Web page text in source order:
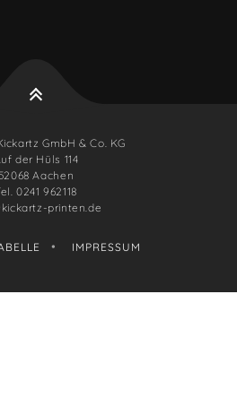
GmbH & Co. KG
der Hüls 114
52068 Aachen
0241 962118
printen.de
IMPRESSUM